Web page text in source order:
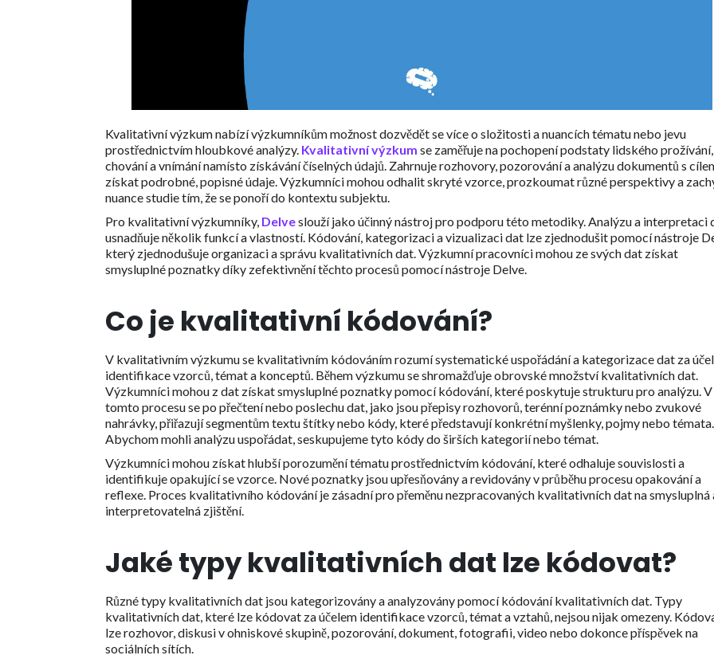
Kvalitativní výzkum nabízí výzkumníkům možnost dozvědět se více o složitosti a nuancích tématu nebo jevu
prostřednictvím hloubkové analýzy. Kvalitativní výzkum se zaměřuje na pochopení podstaty lidského prožívání,
chování a vnímání namísto získávání číselných údajů. Zahrnuje rozhovory, pozorování a analýzu dokumentů s
získat podrobné, popisné údaje. Výzkumníci mohou odhalit skryté vzorce, prozkoumat různé perspektivy a
nuance studie tím, že se ponoří do kontextu subjektu.
Pro kvalitativní výzkumníky, Delveslouží jako účinný nástroj pro podporu této metodiky. Analýzu a interpretaci
usnadňuje několik funkcí a vlastností. Kódování, kategorizaci a vizualizaci dat lze zjednodušit pomocí nástroje
který zjednodušuje organizaci a správu kvalitativních dat. Výzkumní pracovníci mohou ze svých dat získat
smysluplné poznatky díky zefektivnění těchto procesů pomocí nástroje Delve.
Co je kvalitativní kódování?
V kvalitativním výzkumu se kvalitativním kódováním rozumí systematické uspořádání a kategorizace dat za
identifikace vzorců, témat a konceptů. Během výzkumu se shromažďuje obrovské množství kvalitativních dat.
Výzkumníci mohou z dat získat smysluplné poznatky pomocí kódování, které poskytuje strukturu pro analýzu. V
tomto procesu se po přečtení nebo poslechu dat, jako jsou přepisy rozhovorů, terénní poznámky nebo zvukové
nahrávky, přiřazují segmentům textu štítky nebo kódy, které představují konkrétní myšlenky, pojmy nebo témata.
Abychom mohli analýzu uspořádat, seskupujeme tyto kódy do širších kategorií nebo témat.
Výzkumníci mohou získat hlubší porozumění tématu prostřednictvím kódování, které odhaluje souvislosti a
identifikuje opakující se vzorce. Nové poznatky jsou upřesňovány a revidovány v průběhu procesu opakování a
reflexe. Proces kvalitativního kódování je zásadní pro přeměnu nezpracovaných kvalitativních dat na smysluplná
interpretovatelná zjištění.
Jaké typy kvalitativních dat lze kódovat?
Různé typy kvalitativních dat jsou kategorizovány a analyzovány pomocí kódování kvalitativních dat. Typy
kvalitativních dat, které lze kódovat za účelem identifikace vzorců, témat a vztahů, nejsou nijak omezeny.
lze rozhovor, diskusi v ohniskové skupině, pozorování, dokument, fotografii, video nebo dokonce příspěvek na
sociálních sítích.